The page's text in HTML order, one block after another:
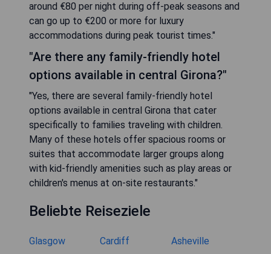
around €80 per night during off-peak seasons and
can go up to €200 or more for luxury
accommodations during peak tourist times."
"Are there any family-friendly hotel
options available in central Girona?"
"Yes, there are several family-friendly hotel
options available in central Girona that cater
specifically to families traveling with children.
Many of these hotels offer spacious rooms or
suites that accommodate larger groups along
with kid-friendly amenities such as play areas or
children's menus at on-site restaurants."
Beliebte Reiseziele
Glasgow Cardiff
Asheville